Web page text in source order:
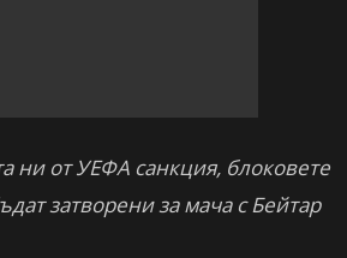
ни от УЕФА санкция, блоковете
затворени за мача с Бейтар